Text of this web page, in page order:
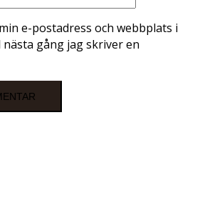
e-postadress och webbplats i
gång jag skriver en